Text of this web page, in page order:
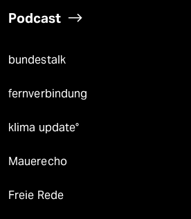
Podcast
bundestalk
fernverbindung
klima update°
Mauerecho
Freie Rede